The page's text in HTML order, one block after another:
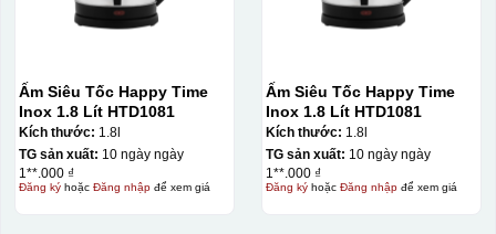
Ấm Siêu Tốc Happy Time
Inox 1.8 Lít HTD1081
Kích thước: 1.8l
TG sản xuất: 10 ngày ngày
1**.000 ₫
Đăng kýhoặc Đăng nhậpđể xem giá
Ấm Siêu Tốc Happy Time
Inox 1.8 Lít HTD1081
Kích thước: 1.8l
TG sản xuất: 10 ngày ngày
1**.000 ₫
Đăng kýhoặc Đăng nhậpđể xem giá